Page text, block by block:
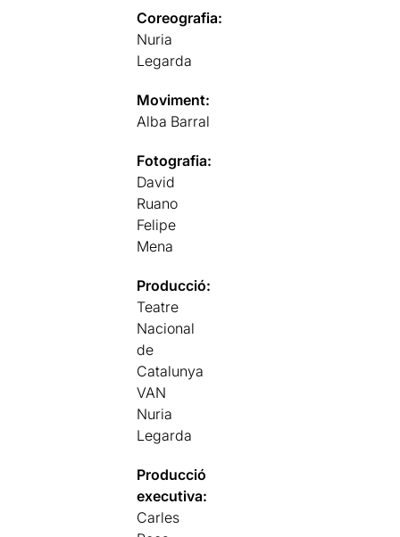
Coreografia:
Nuria
Legarda
Moviment:
Alba Barral
Fotografia:
David
Ruano
Felipe
Mena
Producció:
Teatre
Nacional
de
Catalunya
VAN
Nuria
Legarda
Producció
executiva:
Carles